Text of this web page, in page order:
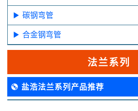
碳钢弯管
合金钢弯管
法兰系列
盐浩法兰系列产品推荐